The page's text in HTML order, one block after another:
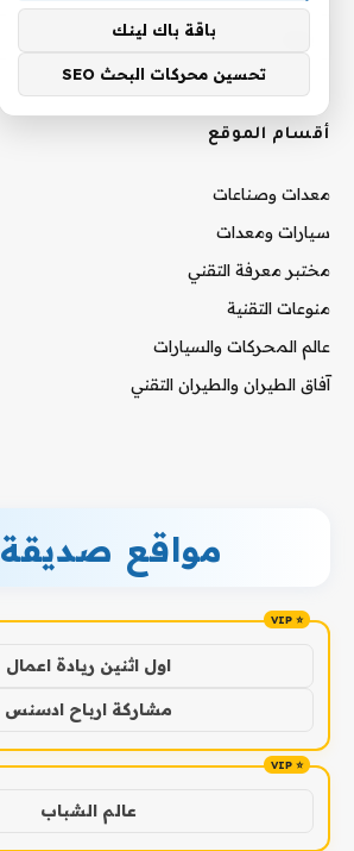
أقسام الموقع
معدات وصناعات
سيارات ومعدات
مختبر معرفة التقني
منوعات التقنية
عالم المحركات والسيارات
آفاق الطيران والطيران التقني
مواقع صديقة
اول اثنين ريادة اعمال
مشاركة ارباح ادسنس
عالم الشباب
باقة باك لينك
تحسين محركات البحث SEO